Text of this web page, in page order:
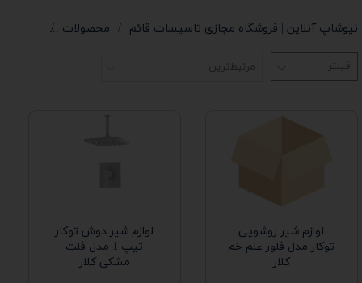
نیوشاپ آنلاین | فروشگاه مجازی تاسیسات قائم محصولات
مرتبط‌ترین
لوازم شیر روشویی
توکار مدل فلور علم خم
کلار
لوازم شیر دوش توکار
تیپ 1 مدل فلت
مشکی کلار